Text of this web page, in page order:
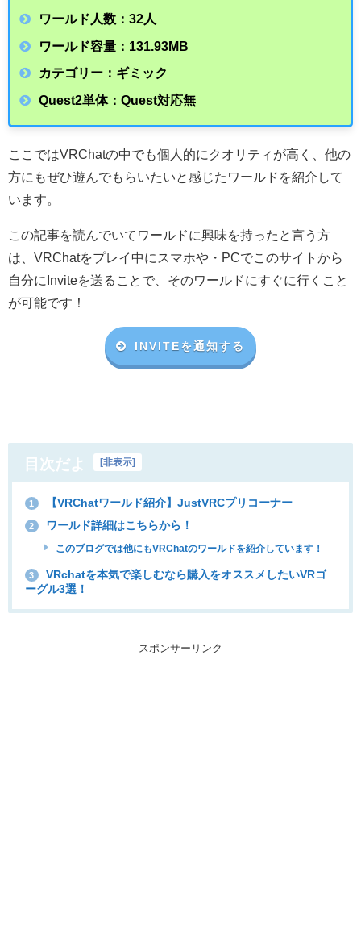
ワールド人数：32人
ワールド容量：131.93MB
カテゴリー：ギミック
Quest2単体：Quest対応無
ここではVRChatの中でも個人的にクオリティが高く、他の
方にもぜひ遊んでもらいたいと感じたワールドを紹介して
います。
この記事を読んでいてワールドに興味を持ったと言う方
は、VRChatをプレイ中にスマホや・ PCでこのサイトから
自分に Inviteを送ることで、そのワールドにすぐに行くこと
が可能です！
INVITEを通知する
目次だよ 非表示
1 【VRChatワールド紹介】JustVRCプリコーナー
2 ワールド詳細はこちらから！
このブログでは他にもVRChatのワールドを紹介しています！
3
VRchatを本気で楽しむなら購入をオススメしたいVRゴ
ーグル3選！
スポンサーリンク